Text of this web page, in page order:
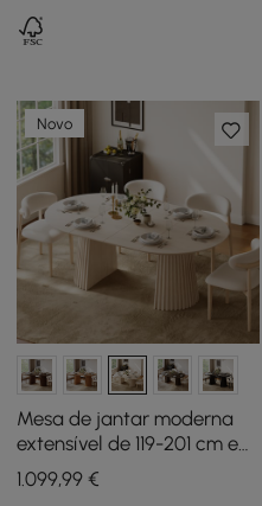
Novo
Mesa de jantar moderna
extensível de 119-201 cm em
madeira lavada com base
canelada, acomoda 4-6
1.099,99 €